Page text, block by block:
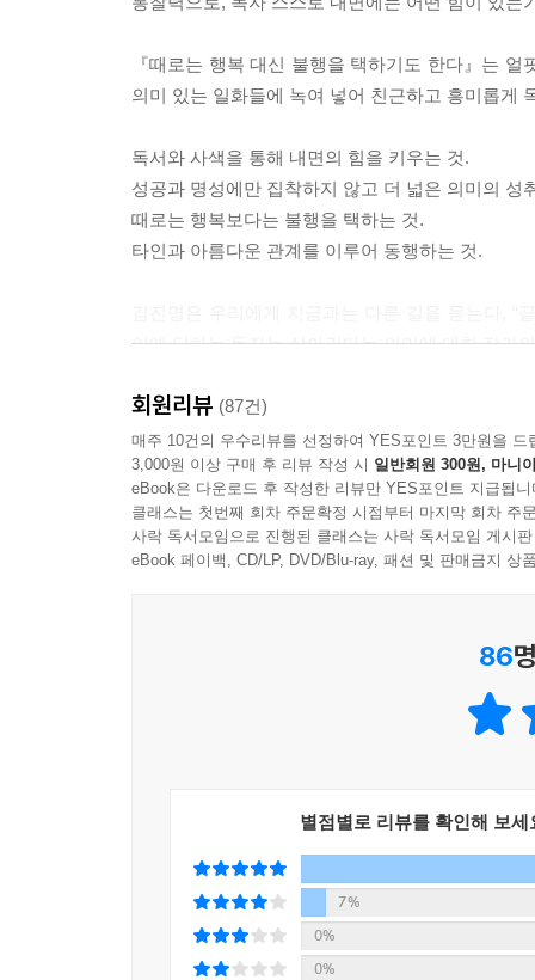
『때로는 행복 대신 불행을 택하기도 한다』는
의미 있는 일화들에 녹여 넣어 친근하고 흥미롭게
독서와 사색을 통해 내면의 힘을 키우는 것.
성공과 명성에만 집착하지 않고 더 넓은 의미의 성
때로는 행복보다는 불행을 택하는 것.
타인과 아름다운 관계를 이루어 동행하는 것.
이에 답하는 독자는 살아간다는 의미에 대한 작가
인간은 어디서 와서 어디로 가는가?
어떻게 살아가야 하는가?
인생을 살아가며 어떤 의미를 찾을 수 있는가?
작가는 이 책에서 어떻게 살아가야 하는지
아리스토텔레스가 제자에게 파도가 치는 이유를
매일 수많은 대화를 나누지만, 오히려 말을 섞
있지만, 타인과 함께하지 못하고 홀로 영위하는
회원리뷰 (87건)
매주 10건의 우수리뷰를 선정하여 YES포인트 3만원을 드
3,000원 이상 구매 후 리뷰 작성 시 일반회원 300원, 마니
eBook은 다운로드 후 작성한 리뷰만 YES포인트 지급됩니
클래스는 첫번째 회차 주문확정 시점부터 마지막 회차 주
사락 독서모임으로 진행된 클래스는 사락 독서모임 게시
eBook 페이백, CD/LP, DVD/Blu-ray, 패션 및 판매금지 상
86
별점별로 리뷰를 확인해 보세
7%
0%
0%